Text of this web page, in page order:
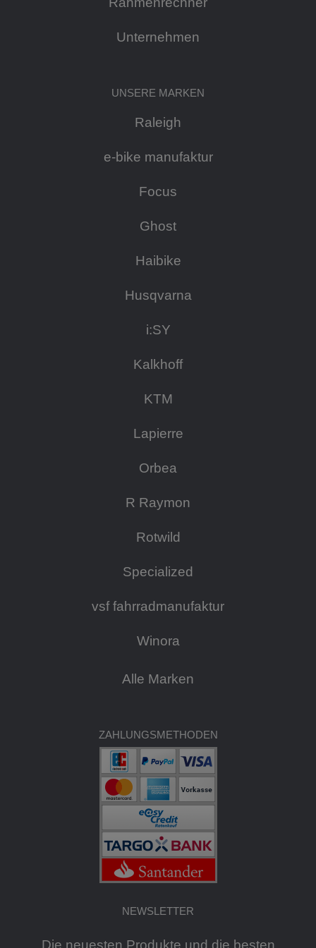
Unternehmen
UNSERE MARKEN
Raleigh
e-bike manufaktur
Focus
Ghost
Haibike
Husqvarna
i:SY
Kalkhoff
KTM
Lapierre
Orbea
R Raymon
Rotwild
Specialized
vsf fahrradmanufaktur
Winora
Alle Marken
ZAHLUNGSMETHODEN
NEWSLETTER
Die neuesten Produkte und die besten